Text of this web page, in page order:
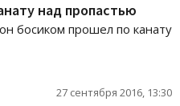
над пропастью
босиком прошел по канату
27 сентября 2016, 13:30